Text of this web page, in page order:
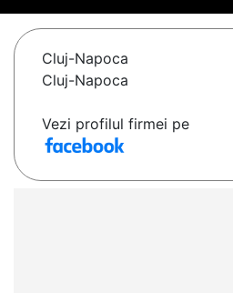
Cluj-Napoca
Cluj-Napoca
Vezi profilul firmei pe